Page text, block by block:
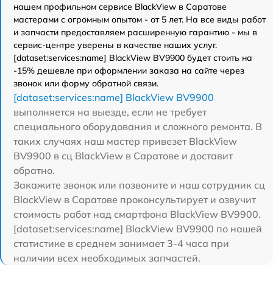
нашем профильном сервисе BlackView в Саратове
мастерами с огромным опытом - от 5 лет. На все виды работ
и запчасти предоставляем расширенную гарантию - мы в
сервис-центре уверены в качестве наших услуг.
[dataset:services:name] BlackView BV9900 будет стоить на
-15% дешевле при оформлении заказа на сайте через
звонок или форму обратной связи.
[dataset:services:name] BlackView BV9900
выполняется на выезде, если не требует
специального оборудования и сложного ремонта. В
таких случаях наш мастер привезет BlackView
BV9900 в сц BlackView в Саратове и доставит
обратно.
Закажите звонок или позвоните и наш сотрудник сц
BlackView в Саратове проконсультирует и озвучит
стоимость работ над смартфона BlackView BV9900.
[dataset:services:name] BlackView BV9900 по нашей
статистике в среднем занимает 3-4 часа при
наличии всех необходимых запчастей.